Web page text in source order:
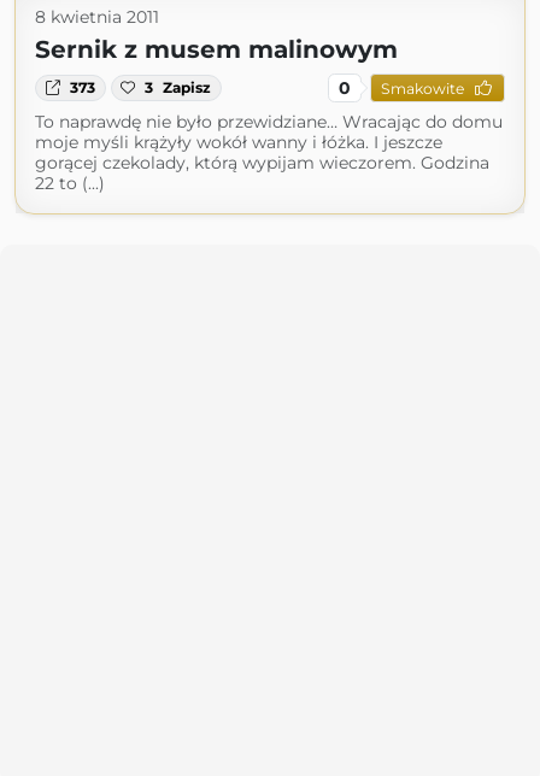
8 kwietnia 2011
Sernik z musem malinowym
373 3 Zapisz 0 Smakowite
To naprawdę nie było przewidziane… Wracając do domu
moje myśli krążyły wokół wanny i łóżka. I jeszcze
gorącej czekolady, którą wypijam wieczorem. Godzina
22 to (...)